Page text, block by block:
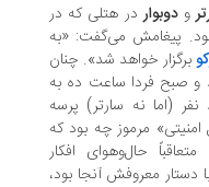
در هتلی که در
می‌گفت: «به
خواهد شد». چنان
فردا ساعت ده به
نه سارتر) پرسه
مرموز چه بود که
حال‌وهوای افکار
معروفش آنجا بود،